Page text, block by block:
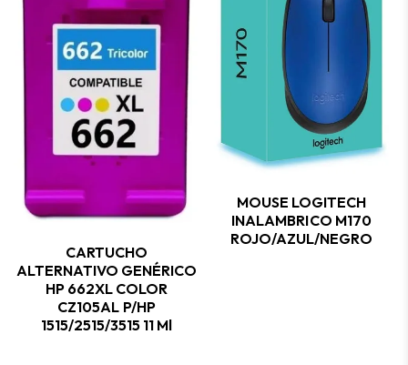
CARTUCHO
ALTERNATIVO GENÉRICO
HP 662XL COLOR
CZ105AL P/HP
1515/2515/3515 11 Ml
MOUSE LOGITECH
INALAMBRICO M170
ROJO/AZUL/NEGRO